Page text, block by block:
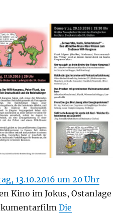
13.10.2016 um 20 Uhr
Kino im Jokus, Ostanlage
Die